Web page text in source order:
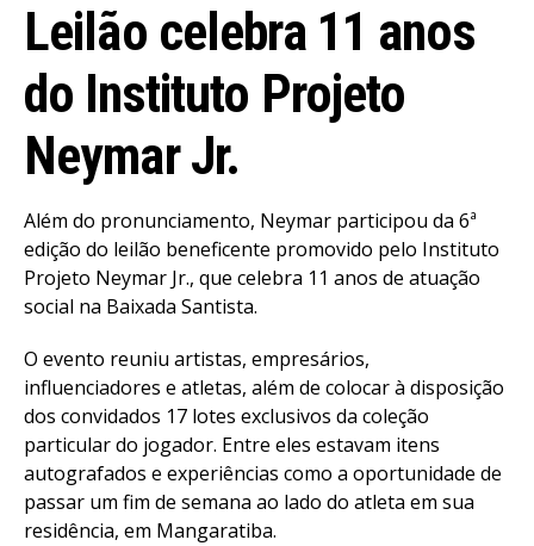
Leilão celebra 11 anos
do Instituto Projeto
Neymar Jr.
Além do pronunciamento, Neymar participou da 6ª
edição do leilão beneficente promovido pelo Instituto
Projeto Neymar Jr., que celebra 11 anos de atuação
social na Baixada Santista.
O evento reuniu artistas, empresários,
influenciadores e atletas, além de colocar à disposição
dos convidados 17 lotes exclusivos da coleção
particular do jogador. Entre eles estavam itens
autografados e experiências como a oportunidade de
passar um fim de semana ao lado do atleta em sua
residência, em Mangaratiba.